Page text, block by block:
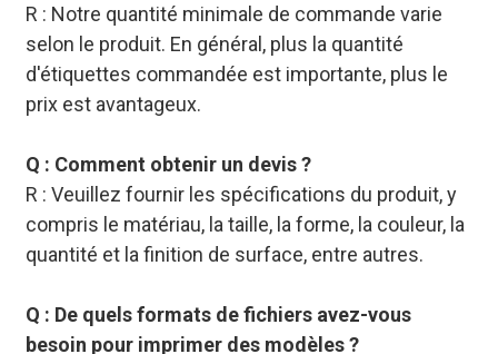
R : Notre quantité minimale de commande varie
selon le produit. En général, plus la quantité
d'étiquettes commandée est importante, plus le
prix est avantageux.
Q : Comment obtenir un devis ?
R : Veuillez fournir les spécifications du produit, y
compris le matériau, la taille, la forme, la couleur, la
quantité et la finition de surface, entre autres.
Q : De quels formats de fichiers avez-vous
besoin pour imprimer des modèles ?